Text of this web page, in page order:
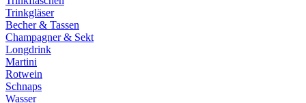
Trinkgläser
Becher & Tassen
Champagner & Sekt
Longdrink
Martini
Rotwein
Schnaps
Wasser